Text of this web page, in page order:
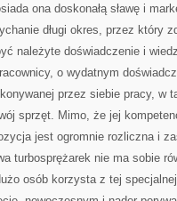
ona doskonałą sławę i
długi okres, przez który
należyte doświadczenie i
o wydatnym
przez siebie pracy, w
sprzęt. Mimo, że jej
jest ogromnie rozliczna i
turbosprężarek nie ma sobie
osób korzysta z tej